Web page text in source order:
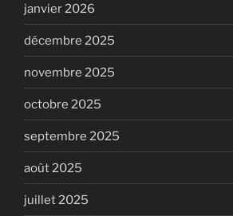
janvier 2026
décembre 2025
novembre 2025
octobre 2025
septembre 2025
août 2025
juillet 2025